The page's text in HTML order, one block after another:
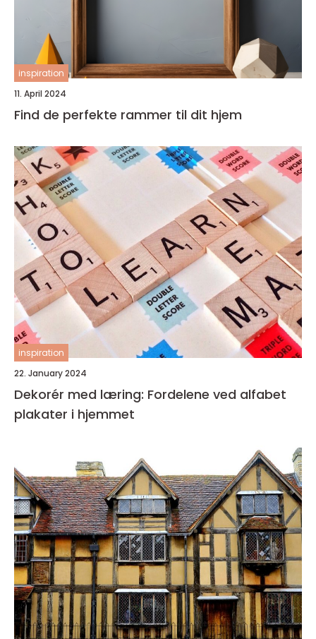
inspiration
11. April 2024
Find de perfekte rammer til dit hjem
inspiration
22. January 2024
Dekorér med læring: Fordelene ved alfabet
plakater i hjemmet